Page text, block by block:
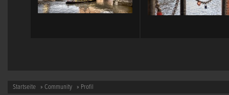
Startseite » Community » Profil